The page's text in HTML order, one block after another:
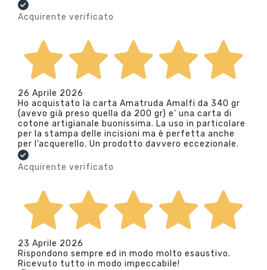
Acquirente verificato
26 Aprile 2026
Ho acquistato la carta Amatruda Amalfi da 340 gr
(avevo già preso quella da 200 gr) e’ una carta di
cotone artigianale buonissima. La uso in particolare
per la stampa delle incisioni ma è perfetta anche
per l’acquerello. Un prodotto davvero eccezionale.
Acquirente verificato
23 Aprile 2026
Rispondono sempre ed in modo molto esaustivo.
Ricevuto tutto in modo impeccabile!